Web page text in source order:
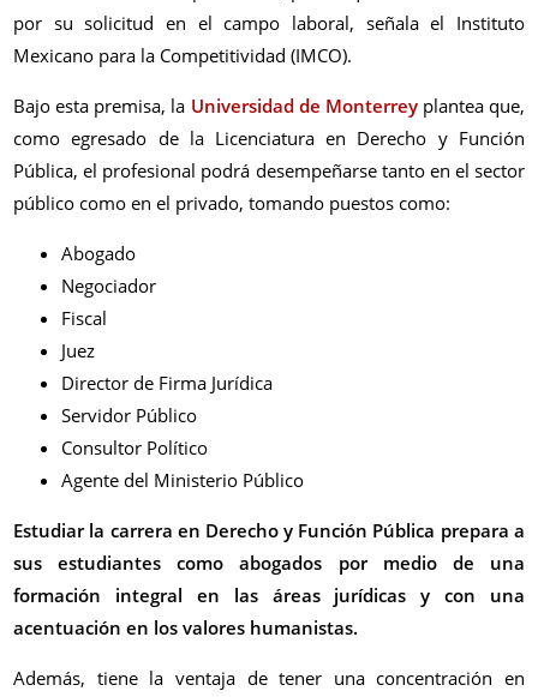
por su solicitud en el campo laboral, señala el Instituto
Mexicano para la Competitividad (IMCO).
Bajo esta premisa, la Universidad de Monterreyplantea que,
como egresado de la Licenciatura en Derecho y Función
Pública, el profesional podrá desempeñarse tanto en el sector
público como en el privado, tomando puestos como:
Abogado
Negociador
Fiscal
Juez
Director de Firma Jurídica
Servidor Público
Consultor Político
Agente del Ministerio Público
Estudiar la carrera en Derecho y Función Pública prepara a
sus estudiantes como abogados por medio de una
formación integral en las áreas jurídicas y con una
acentuación en los valores humanistas.
Además, tiene la ventaja de tener una concentración en